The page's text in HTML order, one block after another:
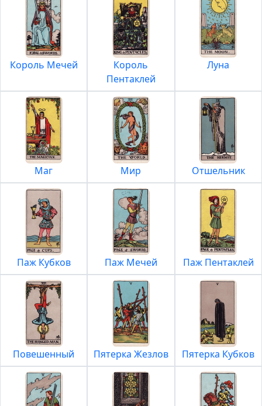
Король Мечей
Король
Пентаклей
Луна
Маг Мир Отшельник
Паж Кубков Паж Мечей Паж Пентаклей
Повешенный Пятерка Жезлов Пятерка Кубков